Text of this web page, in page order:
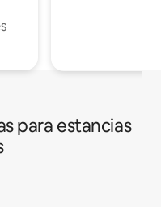
para estancias